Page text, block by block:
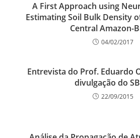
A First Approach using
Estimating Soil Bulk Density
Central Amazon-
04/02/2017
Entrevista do Prof. Eduardo
divulgação do
22/09/2015